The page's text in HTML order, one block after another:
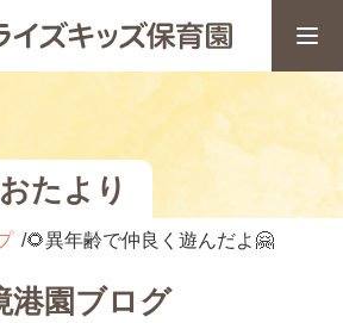
たより
🌻異年齢で仲良く遊んだよ🤗
港園ブログ